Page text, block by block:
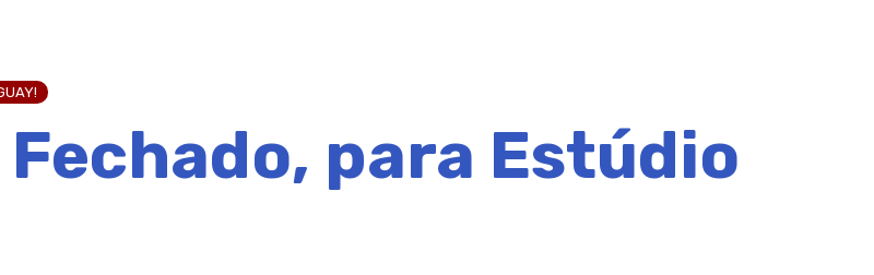
Fechado, para Estúdio